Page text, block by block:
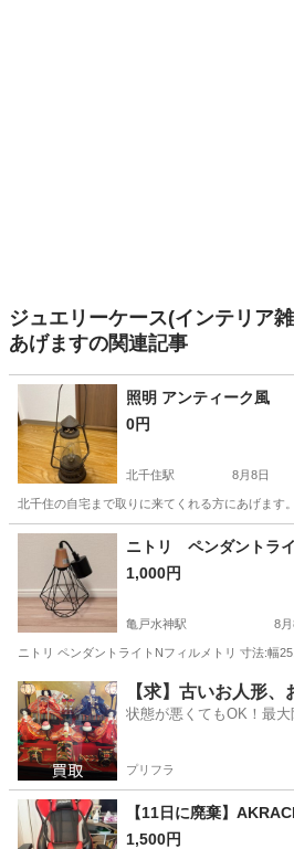
ジュエリーケース(インテリア
あげますの関連記事
照明 アンティーク風
0円
北千住駅 8月8日
北千住の自宅まで取りに来てくれる方にあげます
東京 足立区 北千住駅 照明器具
ニトリ ペンダントラ
1,000円
亀戸水神駅 8月
ニトリ ペンダントライトNフィルメトリ 寸法:幅
東京 江東区 亀戸水神駅 照明器具
【求】古いお人形
状態が悪くてもOK！最
プリフラ
【11日に廃棄】
1,500円